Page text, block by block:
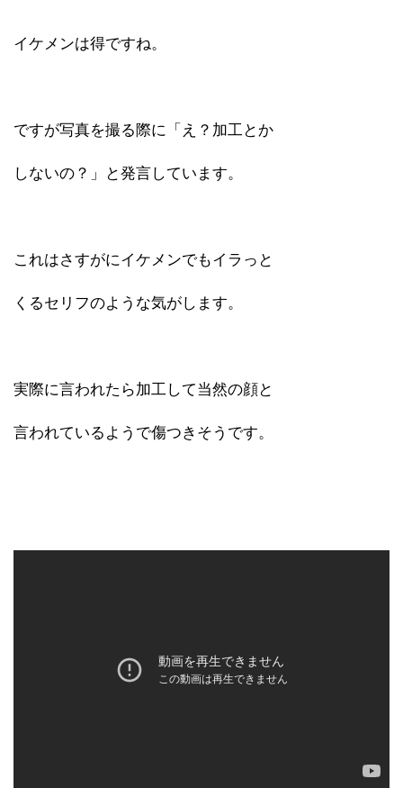
イケメンは得ですね。
ですが写真を撮る際に「え？加工とか
しないの？」と発言しています。
これはさすがにイケメンでもイラっと
くるセリフのような気がします。
実際に言われたら加工して当然の顔と
言われているようで傷つきそうです。